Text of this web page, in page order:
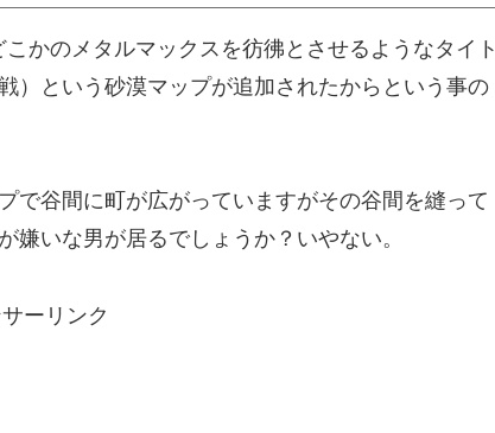
かのメタルマックスを彷彿とさせるようなタイト
）という砂漠マップが追加されたからという事の
で谷間に町が広がっていますがその谷間を縫って
いな男が居るでしょうか？いやない。
ーリンク